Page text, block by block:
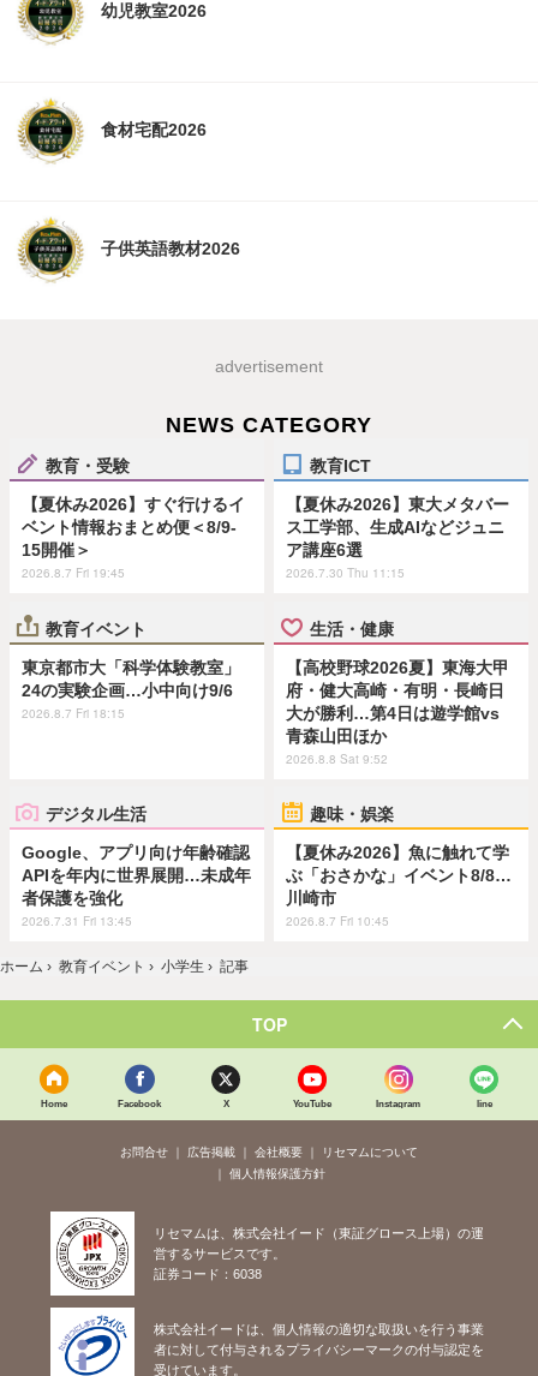
幼児教室2026
食材宅配2026
子供英語教材2026
advertisement
NEWS CATEGORY
教育・受験
【夏休み2026】すぐ行けるイ
ベント情報おまとめ便＜8/9-
15開催＞
2026.8.7 Fri 19:45
教育ICT
【夏休み2026】東大メタバー
ス工学部、生成AIなどジュニ
ア講座6選
2026.7.30 Thu 11:15
教育イベント
東京都市大「科学体験教室」
24の実験企画…小中向け9/6
2026.8.7 Fri 18:15
生活・健康
【高校野球2026夏】東海大甲
府・健大高崎・有明・長崎日
大が勝利…第4日は遊学館vs
青森山田ほか
2026.8.8 Sat 9:52
デジタル生活
Google、アプリ向け年齢確認
APIを年内に世界展開…未成年
者保護を強化
2026.7.31 Fri 13:45
趣味・娯楽
【夏休み2026】魚に触れて学
ぶ「おさかな」イベント8/8…
川崎市
2026.8.7 Fri 10:45
ホーム › 教育イベント › 小学生 › 記事
TOP
Home Facebook X YouTube Instagram line
お問合せ 広告掲載 会社概要
リセマムについて
個人情報保護方針
リセマムは、株式会社イード（東証グロース上場）の運
営するサービスです。
証券コード：6038
株式会社イードは、個人情報の適切な取扱いを行う事業
者に対して付与されるプライバシーマークの付与認定を
受けています。